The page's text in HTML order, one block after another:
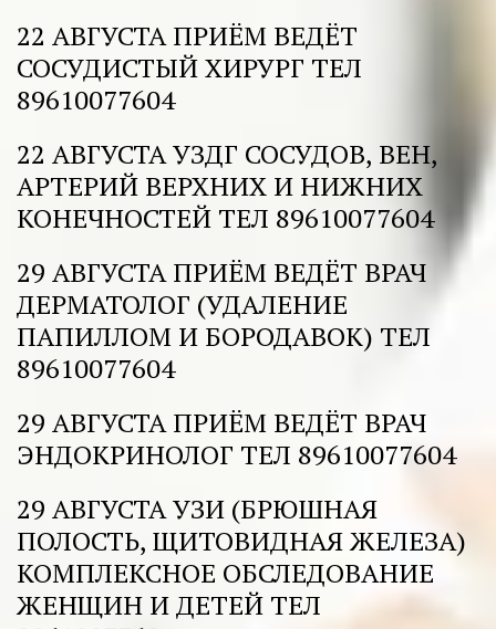
22 АВГУСТА ПРИЁМ ВЕДЁТ
СОСУДИСТЫЙ ХИРУРГ ТЕЛ
89610077604
22 АВГУСТА УЗДГ СОСУДОВ, ВЕН,
АРТЕРИЙ ВЕРХНИХ И НИЖНИХ
КОНЕЧНОСТЕЙ ТЕЛ 89610077604
29 АВГУСТА ПРИЁМ ВЕДЁТ ВРАЧ
ДЕРМАТОЛОГ (УДАЛЕНИЕ
ПАПИЛЛОМ И БОРОДАВОК) ТЕЛ
89610077604
29 АВГУСТА ПРИЁМ ВЕДЁТ ВРАЧ
ЭНДОКРИНОЛОГ ТЕЛ 89610077604
29 АВГУСТА УЗИ (БРЮШНАЯ
ПОЛОСТЬ, ЩИТОВИДНАЯ ЖЕЛЕЗА)
КОМПЛЕКСНОЕ ОБСЛЕДОВАНИЕ
ЖЕНЩИН И ДЕТЕЙ ТЕЛ